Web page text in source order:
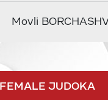
Movli
JUDOKA